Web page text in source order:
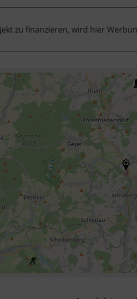
zu finanzieren, wird hier